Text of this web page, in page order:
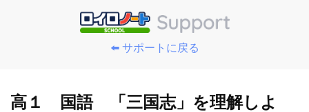
⬅️ サポートに戻る
高１ 国語 「三国志」を理解しよ